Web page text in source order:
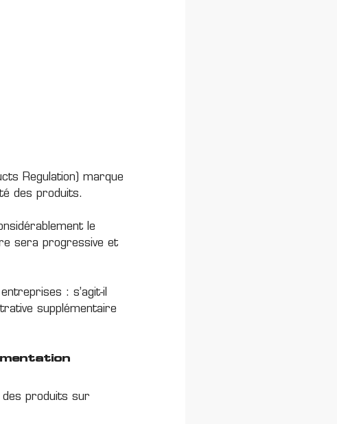
Regulation) marque
des produits.
le
sera progressive et
: s’agit-il
supplémentaire
des produits sur